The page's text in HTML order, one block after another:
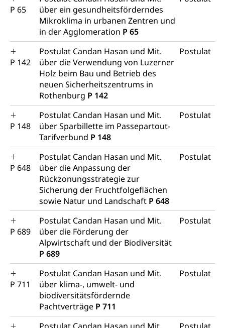
P 65
über ein gesundheitsförderndes
Mikroklima in urbanen Zentren und
in der Agglomeration P 65
P 142
Postulat Candan Hasan und Mit.
über die Verwendung von Luzerner
Holz beim Bau und Betrieb des
neuen Sicherheitszentrums in
Rothenburg P 142
Postulat
P 148
Postulat Candan Hasan und Mit.
über Sparbillette im Passepartout-
Tarifverbund P 148
Postulat
P 648
Postulat Candan Hasan und Mit.
über die Anpassung der
Rückzonungsstrategie zur
Sicherung der Fruchtfolgeflächen
sowie Natur und Landschaft P 648
Postulat
P 689
Postulat Candan Hasan und Mit.
über die Förderung der
Alpwirtschaft und der Biodiversität
P 689
Postulat
P 711
Postulat Candan Hasan und Mit.
über klima-, umwelt- und
biodiversitätsfördernde
Pachtverträge P 711
Postulat